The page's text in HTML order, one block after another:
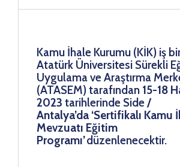
Kamu İhale Kurumu (KİK) iş
Atatürk Üniversitesi Sürekli
Uygulama ve Araştırma
(ATASEM) tarafından 15-18
2023 tarihlerinde Side/
Antalya’da ‘Sertifikalı Kamu
Mevzuatı Eğitim
Programı’düzenlenecektir.